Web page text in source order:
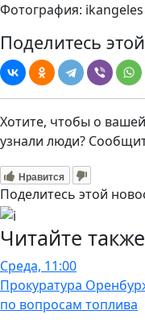
Фотография:
Поделитесь
Хотите, чтобы о
узнали люди?
Нравится
Поделитесь этой
Читайте
Среда, 11:00
Прокуратура
по вопросам топлива